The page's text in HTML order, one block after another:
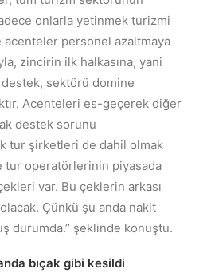
onlarla yetinmek turizmi
personel azaltmaya
zincirin ilk halkasına, yani
sektörü domine
Acenteleri es-geçerek diğer
destek sorunu
tur şirketleri de dahil olmak
tur operatörlerinin piyasada
var. Bu çeklerin arkası
Çünkü şu anda nakit
durumda.’’ şeklinde konuştu.
bıçak gibi kesildi